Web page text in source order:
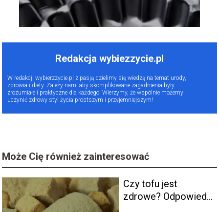
Redakcja wybiezzycie.pl
W redakcji wybierzzycie.pl z pasją dzielimy się wiedzą na temat urody,
zdrowia i diety. Zależy nam, aby skomplikowane zagadnienia były
zrozumiałe i praktyczne dla każdego. Wierzymy, że wspólnie możemy
uczynić zdrowy styl życia prostszym i przyjemniejszym!
Może Cię również zainteresować
Czy tofu jest
zdrowe? Odpowiedź